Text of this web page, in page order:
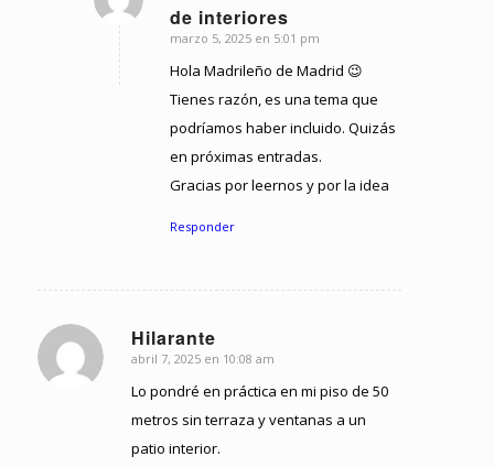
de interiores
Dice:
marzo 5, 2025 en 5:01 pm
Hola Madrileño de Madrid 😉
Tienes razón, es una tema que
podríamos haber incluido. Quizás
en próximas entradas.
Gracias por leernos y por la idea
Responder
Hilarante
Dice:
abril 7, 2025 en 10:08 am
Lo pondré en práctica en mi piso de 50
metros sin terraza y ventanas a un
patio interior.